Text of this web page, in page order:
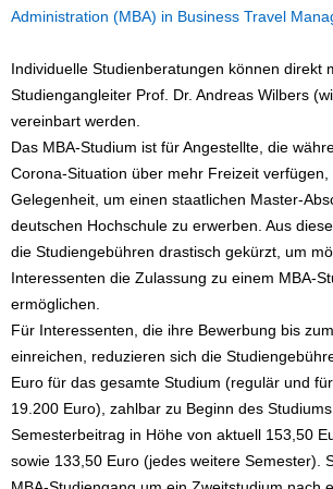
Administration (MBA) in Business Travel
Individuelle Studienberatungen können direkt
Studiengangleiter Prof. Dr. Andreas Wilbers
vereinbart werden.
Das MBA-Studium ist für Angestellte, die
Corona-Situation über mehr Freizeit
Gelegenheit, um einen staatlichen Master-
deutschen Hochschule zu erwerben. Aus
die Studiengebühren drastisch gekürzt, um
Interessenten die Zulassung zu einem MBA-
ermöglichen.
Für Interessenten, die ihre Bewerbung bis
einreichen, reduzieren sich die
Euro für das gesamte Studium (regulär und
19.200 Euro), zahlbar zu Beginn des
Semesterbeitrag in Höhe von aktuell 153,50
sowie 133,50 Euro (jedes weitere Semester).